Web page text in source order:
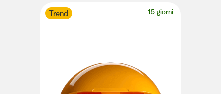
15 giorni
Trend